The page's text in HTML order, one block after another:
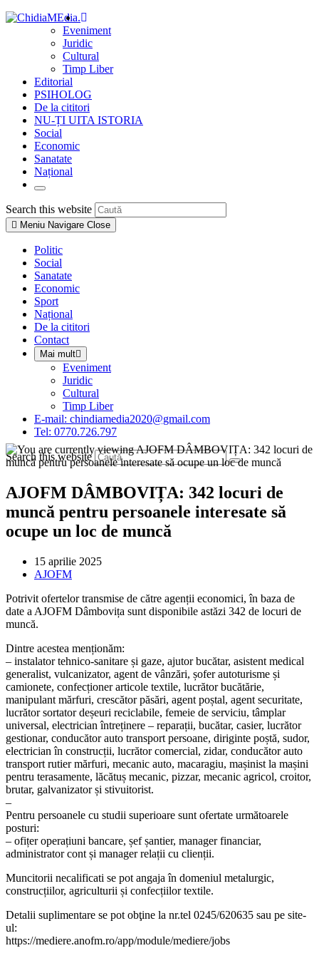
Skip
.
Eveniment
Juridic
Cultural
Timp Liber
Editorial
PSIHOLOG
De la cititori
NU-ȚI UITA ISTORIA
Social
Economic
Sanatate
Național
Toggle
website
search
Search this website
Escape
Meniu Navigare Close
Politic
Social
Sanatate
Economic
Sport
Național
De la cititori
Contact
Mai mult
Eveniment
Juridic
Cultural
Timp Liber
E-mail: chindiamedia2020@gmail.com
Tel: 0770.726.797
Search this website
AJOFM DÂMBOVIȚA: 342 locuri de
muncă pentru persoanele interesate să
ocupe un loc de muncă
Post
published:
15 aprilie 2025
Post
AJOFM
Potrivit ofertelor transmise de către agenții economici, în baza de
date a AJOFM Dâmbovița sunt disponibile astăzi 342 de locuri de
muncă.
Dintre acestea menționăm:
– instalator tehnico-sanitare și gaze, ajutor bucătar, asistent medical
generalist, vulcanizator, agent de vânzări, șofer autoturisme și
camionete, confecționer articole textile, lucrător bucătărie,
manipulant mărfuri, crescător păsări, agent poștal, agent securitate,
lucrător sortator deșeuri reciclabile, femeie de serviciu, tâmplar
universal, electrician întreținere – reparații, bucătar, casier, lucrător
gestionar, conducător auto transport persoane, diriginte poștă, sudor,
electrician în construcții, lucrător comercial, zidar, conducător auto
transport rutier mărfuri, mecanic auto, macaragiu, mașinist la mașini
pentru terasamente, lăcătuș mecanic, pizzar, mecanic agricol, croitor,
brutar, galvanizator și stivuitorist.
–
Pentru persoanele cu studii superioare sunt ofertate următoarele
posturi:
– ofițer operațiuni bancare, șef șantier, manager financiar,
administrator cont și manager relații cu clienții.
Muncitorii necalificati se pot angaja în domeniul metalurgic,
construcțiilor, agriculturii și confecțiilor textile.
Detalii suplimentare se pot obţine la nr.tel 0245/620635 sau pe site-
ul:
https://mediere.anofm.ro/app/module/mediere/jobs